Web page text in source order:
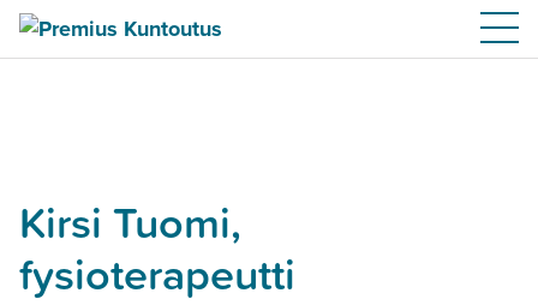
Kirsi Tuomi,
fysioterapeutti